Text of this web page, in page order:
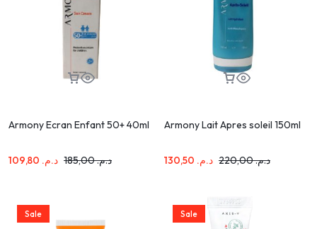
Armony Ecran Enfant 50+ 40ml
د.م.185,00 د.م.
Armony Lait Apres soleil 150ml
د.م.220,00 د.م.
Sale Sale